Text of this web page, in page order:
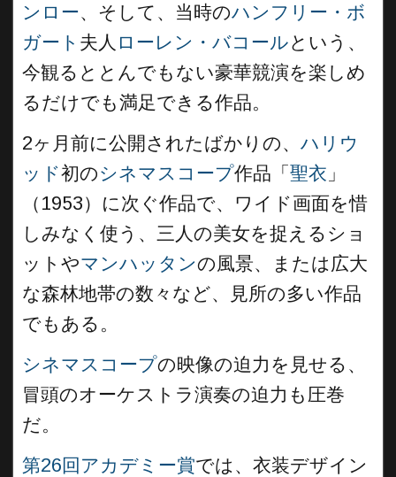
ンロー、そして、当時のハンフリー・ボ
ガート 夫人 ローレン・バコールという、
今観るととんでもない豪華競演を楽しめ
るだけでも満足できる作品。
2ヶ月前に公開されたばかりの、 ハリウ
ッド初のシネマスコープ作品「 聖衣 」
（1953）に次ぐ作品で、ワイド画面を惜
しみなく使う、三人の美女を捉えるショ
ットやマンハッタンの風景、または広大
な森林地帯の数々など、見所の多い作品
でもある。
シネマスコープの映像の迫力を見せる、
冒頭のオーケストラ演奏の迫力も圧巻
だ。
第26回アカデミー賞では、衣装デザイン